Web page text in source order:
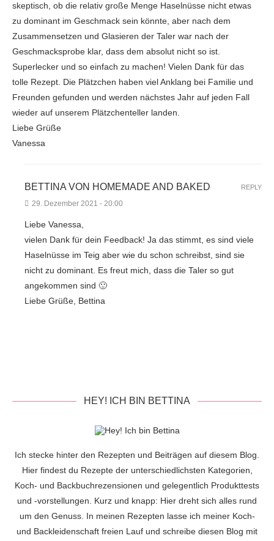
skeptisch, ob die relativ große Menge Haselnüsse nicht etwas
zu dominant im Geschmack sein könnte, aber nach dem
Zusammensetzen und Glasieren der Taler war nach der
Geschmacksprobe klar, dass dem absolut nicht so ist.
Superlecker und so einfach zu machen! Vielen Dank für das
tolle Rezept. Die Plätzchen haben viel Anklang bei Familie und
Freunden gefunden und werden nächstes Jahr auf jeden Fall
wieder auf unserem Plätzchenteller landen.
Liebe Grüße
Vanessa
BETTINA VON HOMEMADE AND BAKED
29. Dezember 2021 - 20:00
Liebe Vanessa,
vielen Dank für dein Feedback! Ja das stimmt, es sind viele
Haselnüsse im Teig aber wie du schon schreibst, sind sie
nicht zu dominant. Es freut mich, dass die Taler so gut
angekommen sind 🙂
Liebe Grüße, Bettina
REPLY
HEY! ICH BIN BETTINA
Ich stecke hinter den Rezepten und Beiträgen auf diesem Blog.
Hier findest du Rezepte der unterschiedlichsten Kategorien,
Koch- und Backbuchrezensionen und gelegentlich Produkttests
und -vorstellungen. Kurz und knapp: Hier dreht sich alles rund
um den Genuss. In meinen Rezepten lasse ich meiner Koch-
und Backleidenschaft freien Lauf und schreibe diesen Blog mit